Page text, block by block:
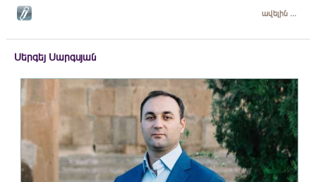
ավելին ...
Սերգեյ Սարգսյան